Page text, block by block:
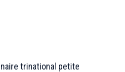
trinational petite